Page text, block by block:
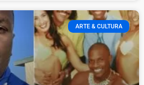
ARTE & CULTURA